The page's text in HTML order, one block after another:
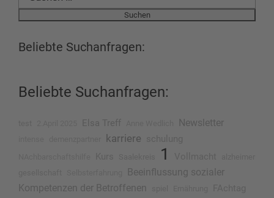
nach:
Beliebte Suchanfragen:
Beliebte Suchanfragen:
Elsa Treff Newsletter
karriere
1
Beeinflussung sozialer
Kompetenzen der Betroffenen